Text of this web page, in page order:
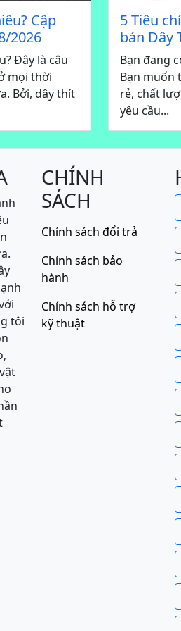
Cập
2026
Đây là câu
mọi thời
Bởi, dây thít
5 Tiêu
bán Dây
Bạn đang
Bạn muốn
rẻ, chất
yêu cầu...
tôi
CHÍNH
SÁCH
Chính sách đổi trả
Chính sách bảo
hành
Chính sách hỗ trợ
kỹ thuật